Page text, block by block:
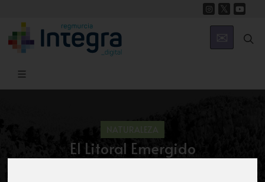
El Litoral Emergido